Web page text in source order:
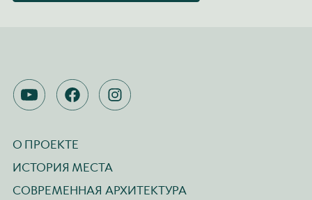
YOUTUBEFACEBOOKINSTAGRAM
О ПРОЕКТЕ
ИСТОРИЯ МЕСТА
СОВРЕМЕННАЯ АРХИТЕКТУРА